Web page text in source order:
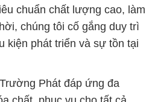
chuẩn chất lượng cao, làm
chúng tôi cố gắng duy trì
kiện phát triển và sự tồn tại
Phát đáp ứng đa